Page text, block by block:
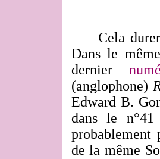
Cela durera
Dans le
dernier
(anglophone)
Edward B.
dans le
de la même